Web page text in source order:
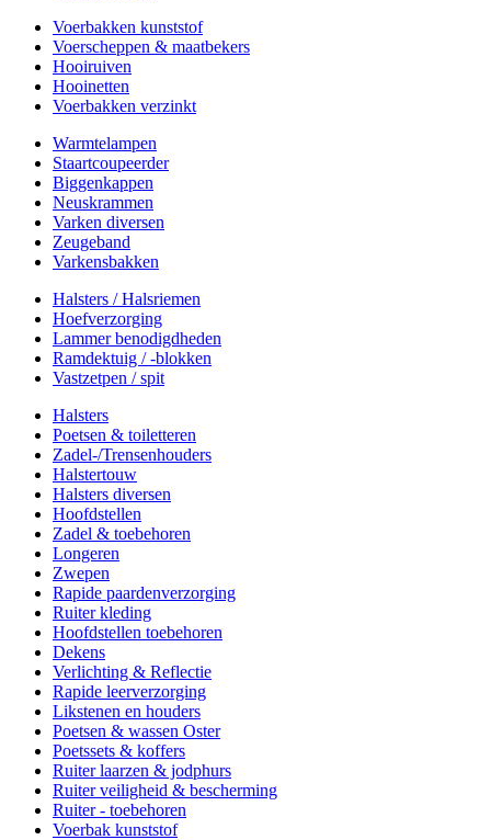
Voerbakken kunststof
Voerscheppen & maatbekers
Hooiruiven
Hooinetten
Voerbakken verzinkt
Warmtelampen
Staartcoupeerder
Biggenkappen
Neuskrammen
Varken diversen
Zeugeband
Varkensbakken
Halsters / Halsriemen
Hoefverzorging
Lammer benodigdheden
Ramdektuig / -blokken
Vastzetpen / spit
Halsters
Poetsen & toiletteren
Zadel-/Trensenhouders
Halstertouw
Halsters diversen
Hoofdstellen
Zadel & toebehoren
Longeren
Zwepen
Rapide paardenverzorging
Ruiter kleding
Hoofdstellen toebehoren
Dekens
Verlichting & Reflectie
Rapide leerverzorging
Likstenen en houders
Poetsen & wassen Oster
Poetssets & koffers
Ruiter laarzen & jodphurs
Ruiter veiligheid & bescherming
Ruiter - toebehoren
Voerbak kunststof